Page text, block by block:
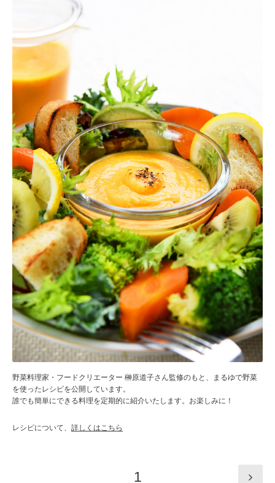
野菜料理家・フードクリエーター 榊原道子さん監修のもと、まるゆで野菜
を使ったレシピを公開しています。
誰でも簡単にできる料理を定期的に紹介いたします。お楽しみに！
レシピについて、 詳しくはこちら
1